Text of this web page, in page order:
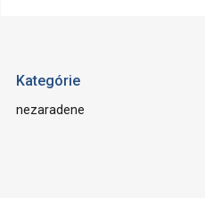
Kategórie
nezaradene